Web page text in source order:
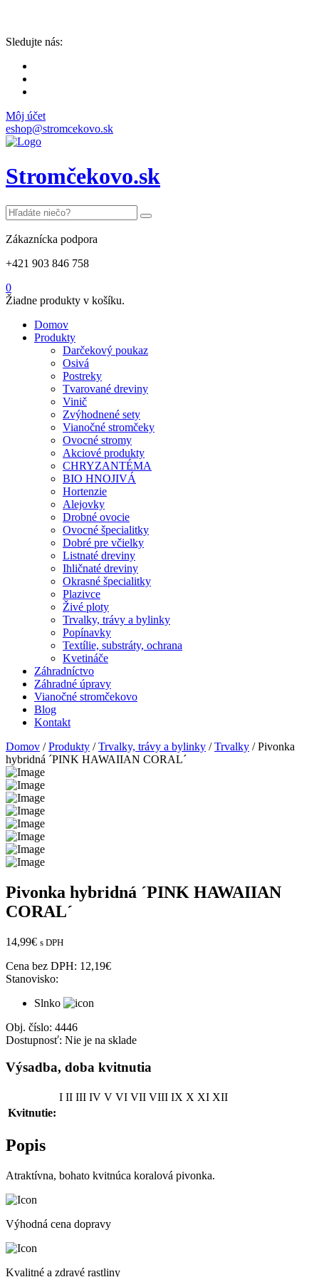
Sledujte nás:
Môj účet
eshop@stromcekovo.sk
Stromčekovo.sk
Zákaznícka podpora
+421 903 846 758
0
Žiadne produkty v košíku.
Domov
Produkty
Darčekový poukaz
Osivá
Postreky
Tvarované dreviny
Vinič
Zvýhodnené sety
Vianočné stromčeky
Ovocné stromy
Akciové produkty
CHRYZANTÉMA
BIO HNOJIVÁ
Hortenzie
Alejovky
Drobné ovocie
Ovocné špecialitky
Dobré pre včielky
Listnaté dreviny
Ihličnaté dreviny
Okrasné špecialitky
Plazivce
Živé ploty
Trvalky, trávy a bylinky
Popínavky
Textílie, substráty, ochrana
Kvetináče
Záhradníctvo
Záhradné úpravy
Vianočné stromčekovo
Blog
Kontakt
Domov /Produkty /Trvalky, trávy a bylinky /Trvalky / Pivonka
hybridná ´PINK HAWAIIAN CORAL´
Pivonka hybridná ´PINK HAWAIIAN
CORAL´
14,99€ s DPH
Cena bez DPH: 12,19€
Stanovisko:
Slnko
Obj. číslo: 4446
Dostupnosť: Nie je na sklade
Výsadba, doba kvitnutia
I II III IV V VI VII VIII IX X XI XII
Kvitnutie:
Popis
Atraktívna, bohato kvitnúca koralová pivonka.
Výhodná cena dopravy
Kvalitné a zdravé rastliny